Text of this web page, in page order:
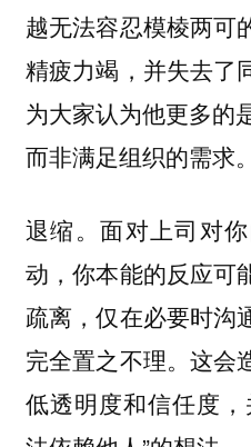
越无法容忍模棱两可
精疲力竭，并失去了
为大家认为他更多的
而非满足组织的需求。
退缩。面对上司对
动，你本能的反应可
疏离，仅在必要时沟
完全置之不理。这会
低透明度和信任度